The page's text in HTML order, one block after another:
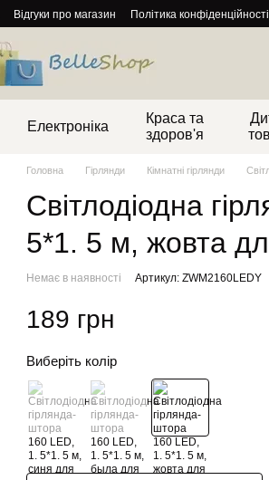
Відгуки про магазин Політика конфіденційності
Електроніка
Краса та
здоров'я
Головна Гірлянди Кімнатні гірлянди
Світлодіодна
5*1. 5 м, жовта
Немає в наявності Артикул: ZWM2160LEDY
189 грн
Виберіть колір